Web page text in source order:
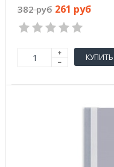
382 руб 261 руб
КУПИТЬ